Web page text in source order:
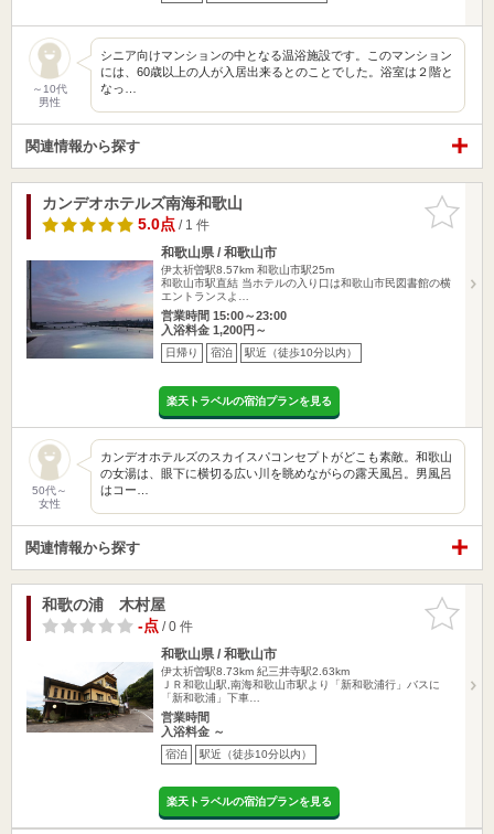
～10代
男性
シニア向けマンションの中となる温浴施設です。このマンション
には、60歳以上の人が入居出来るとのことでした。浴室は２階と
なっ…
関連情報から探す
お気に入
りに追加
カンデオホテルズ南海和歌山
5.0点/ 1 件
和歌山県 / 和歌山市
伊太祈曽駅8.57km 和歌山市駅25m
和歌山市駅直結 当ホテルの入り口は和歌山市民図書館の横
エントランスよ…
営業時間 15:00～23:00
入浴料金 1,200円～
日帰り 宿泊 駅近（徒歩10分以内）
楽天トラベルの宿泊プランを見る
50代～
女性
カンデオホテルズのスカイスパコンセプトがどこも素敵。和歌山
の女湯は、眼下に横切る広い川を眺めながらの露天風呂。男風呂
はコー…
関連情報から探す
お気に入
りに追加
和歌の浦 木村屋
-点/ 0 件
和歌山県 / 和歌山市
伊太祈曽駅8.73km 紀三井寺駅2.63km
ＪＲ和歌山駅,南海和歌山市駅より「新和歌浦行」バスに
「新和歌浦」下車…
営業時間
入浴料金 ～
宿泊 駅近（徒歩10分以内）
楽天トラベルの宿泊プランを見る